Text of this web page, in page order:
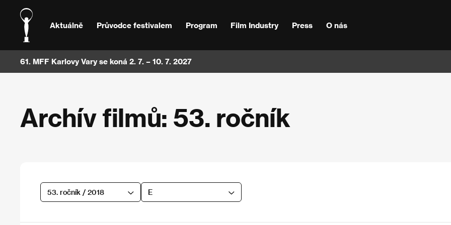
Aktuálně Průvodce festivalem Program Film Industry Press O nás
61. MFF Karlovy Vary se koná 2. 7. – 10. 7. 2027
Archív filmů: 53. ročník
53. ročník / 2018 E